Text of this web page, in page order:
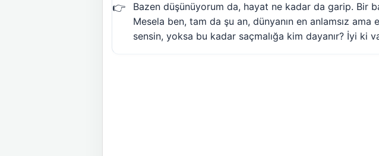
Bazen düşünüyorum da, hayat ne kadar da garip. Bir
Mesela ben, tam da şu an, dünyanın en anlamsız
sensin, yoksa bu kadar saçmalığa kim dayanır? İyi ki